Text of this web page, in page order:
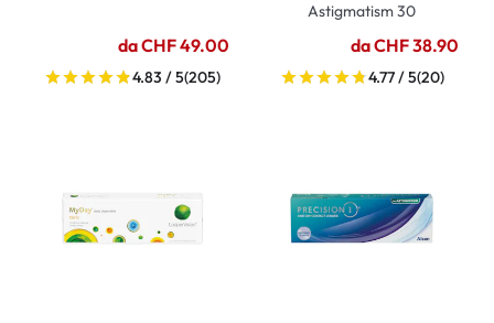
da CHF 49.00
4.83 / 5(205)
Astigmatism 30
da CHF 38.90
4.77 / 5(20)